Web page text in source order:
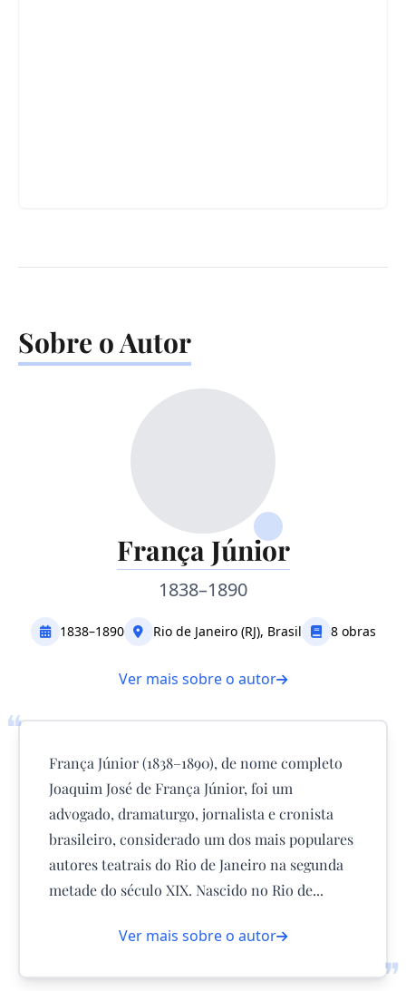
Sobre o Autor
França Júnior
1838–1890
1838–1890 Rio de Janeiro (RJ), Brasil 8 obras
Ver mais sobre o autor
❝
❞
França Júnior (1838–1890), de nome completo
Joaquim José de França Júnior, foi um
advogado, dramaturgo, jornalista e cronista
brasileiro, considerado um dos mais populares
autores teatrais do Rio de Janeiro na segunda
metade do século XIX. Nascido no Rio de...
Ver mais sobre o autor